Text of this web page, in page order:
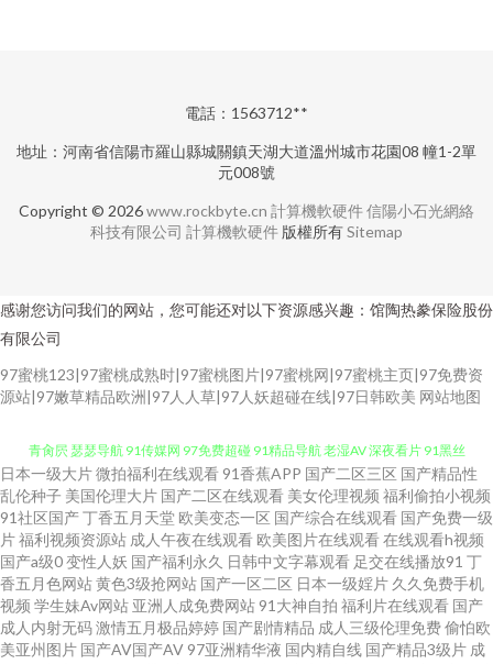
電話：1563712**
地址：河南省信陽市羅山縣城關鎮天湖大道溫州城市花園08 幢1-2單
元008號
Copyright © 2026www.rockbyte.cn 計算機軟硬件信陽小石光網絡
科技有限公司 計算機軟硬件 版權所有Sitemap
感谢您访问我们的网站，您可能还对以下资源感兴趣：馆陶热豢保险股份
有限公司
97蜜桃123|97蜜桃成熟时|97蜜桃图片|97蜜桃网|97蜜桃主页|97免费资
源站|97嫩草精品欧洲|97人人草|97人妖超碰在线|97日韩欧美 网站地图
午夜剧场av 女同性恋视频 超碰99热香蕉 国产草莓 黄色伊人 免费的黄色网 青
青肏屄 瑟瑟导航 91传媒网 97免费超碰 91精品导航 老湿AV 深夜看片 91黑丝
www91n在线 国产ts伪娘在线 美国激情网 婷婷午夜福利影院 91网红在线观
看 成人浮力影院 国产熟卡二区 精品三区最新更新 欧美色图网站 五月丁香基
日本一级大片微拍福利在线观看 91香蕉APP 国产二区三区 国产精品性
乱伦种子 美国伦理大片 国产二区在线观看 美女伦理视频 福利偷拍小视频
91社区国产丁香五月天堂 欧美变态一区 国产综合在线观看 国产免费一级
片福利视频资源站 成人午夜在线观看 欧美图片在线观看在线观看h视频
国产a级0变性人妖 国产福利永久 日韩中文字幕观看 足交在线播放91 丁
香五月色网站黄色3级抢网站 国产一区二区 日本一级婬片 久久免费手机
视频 学生妹Av网站 亚洲人成免费网站 91大神自拍 福利片在线观看 国产
成人内射无码激情五月极品婷婷 国产剧情精品 成人三级伦理免费偷怕欧
美亚州图片 国产AV国产AV 97亚洲精华液 国内精自线 国产精品3级片 成